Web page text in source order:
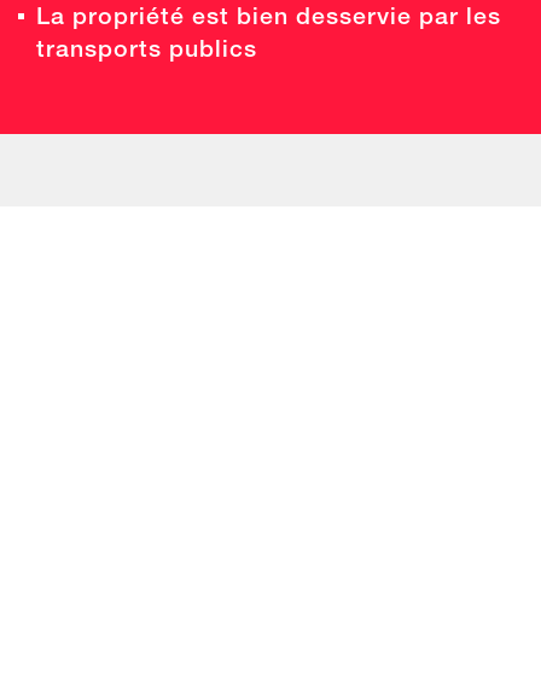
La propriété est bien desservie par les
transports publics